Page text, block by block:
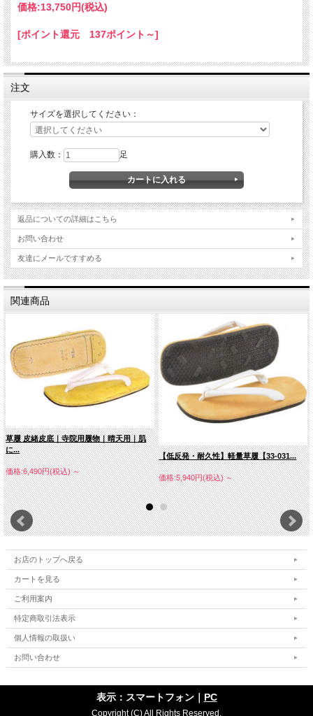
価格:13,750円(税込)
[ポイント還元 137ポイント～]
注文
サイズを選択してください：
購入数： 足
返品についての詳細はこちら
お問い合わせ
友達にメールですすめる
関連商品
草履 皮緒皮底｜寺院用履物｜晴天用｜肌
に...
価格:6,490円(税込)～
【低反発・耐久性】軽量草履【33-031...
価格:5,940円(税込)～
お店のトップへ戻る
カートを見る
ご利用案内
特定商取引法表示
個人情報の取扱い
お問い合わせ
表示：スマートフォン｜ PC
Copyright (C) All Rights Reserved.